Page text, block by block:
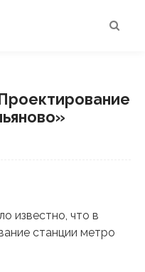
известно, что в
станции метро